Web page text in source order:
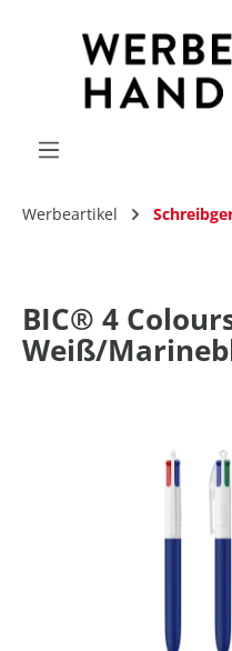
Werbeartikel
BIC® 4
Weiß/